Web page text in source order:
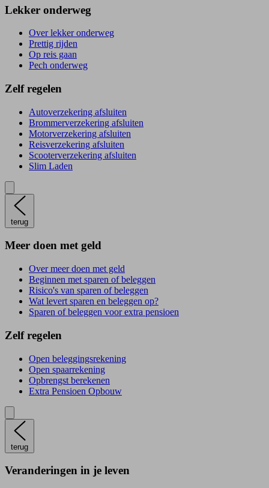
Lekker onderweg
Over lekker onderweg
Prettig rijden
Op reis gaan
Pech onderweg
Zelf regelen
Autoverzekering afsluiten
Brommerverzekering afsluiten
Motorverzekering afsluiten
Reisverzekering afsluiten
Scooterverzekering afsluiten
Slim Laden
terug
Meer doen met geld
Over meer doen met geld
Beginnen met sparen of beleggen
Risico's van sparen of beleggen
Wat levert sparen en beleggen op?
Sparen of beleggen voor extra pensioen
Zelf regelen
Open beleggingsrekening
Open spaarrekening
Opbrengst berekenen
Extra Pensioen Opbouw
terug
Veranderingen in je leven